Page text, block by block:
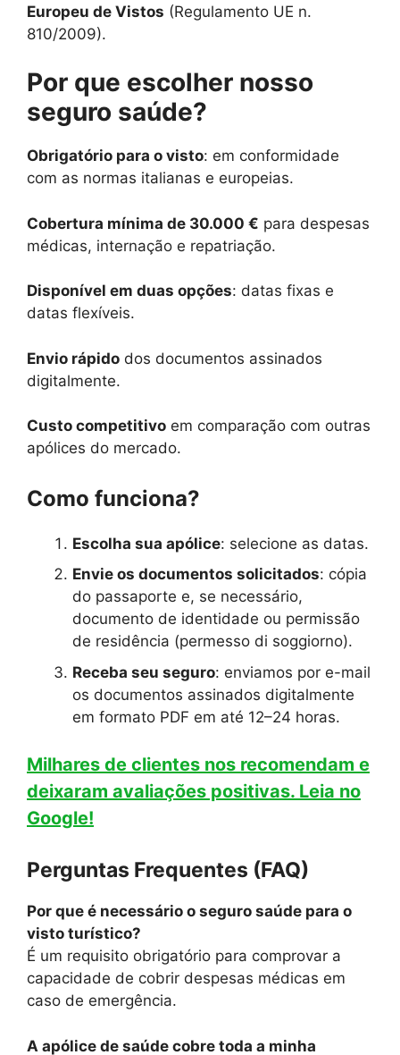
Europeu de Vistos (Regulamento UE n.
810/2009).
Por que escolher nosso
seguro saúde?
Obrigatório para o visto: em conformidade
com as normas italianas e europeias.
Cobertura mínima de 30.000 € para despesas
médicas, internação e repatriação.
Disponível em duas opções: datas fixas e
datas flexíveis.
Envio rápido dos documentos assinados
digitalmente.
Custo competitivo em comparação com outras
apólices do mercado.
Como funciona?
Escolha sua apólice: selecione as datas.
Envie os documentos solicitados: cópia
do passaporte e, se necessário,
documento de identidade ou permissão
de residência (permesso di soggiorno).
Receba seu seguro: enviamos por e-mail
os documentos assinados digitalmente
em formato PDF em até 12–24 horas.
Milhares de clientes nos recomendam e
deixaram avaliações positivas. Leia no
Google!
Perguntas Frequentes (FAQ)
Por que é necessário o seguro saúde para o
visto turístico?
É um requisito obrigatório para comprovar a
capacidade de cobrir despesas médicas em
caso de emergência.
A apólice de saúde cobre toda a minha